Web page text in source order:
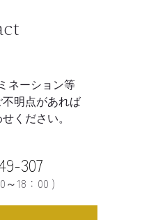
ネーション等
明点があれば
ください。
307
～18：00 )